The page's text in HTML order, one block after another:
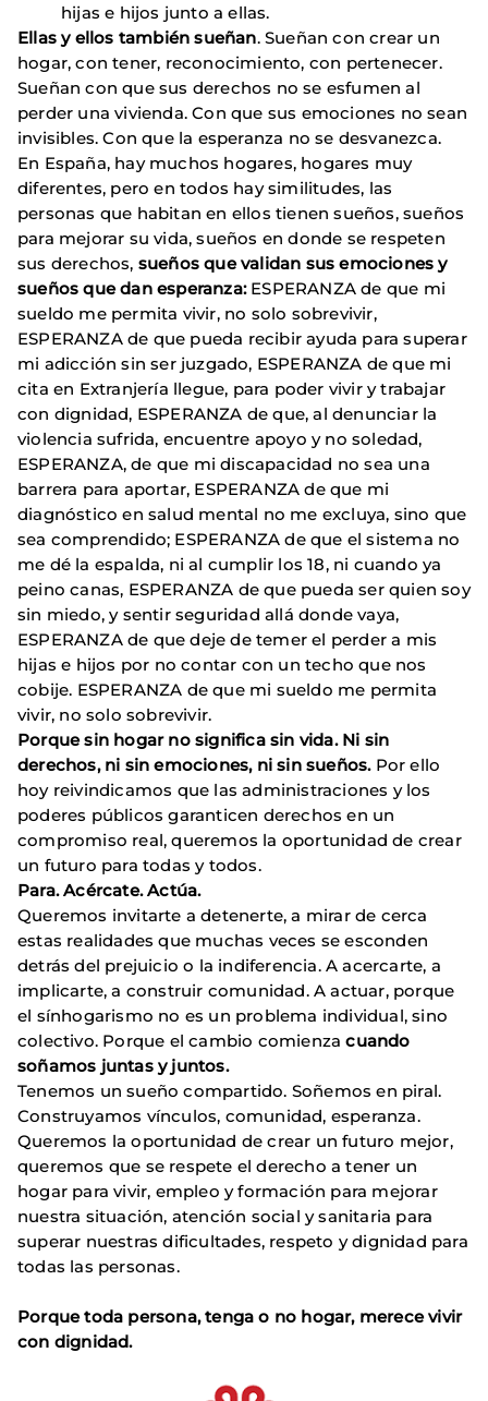
hijas e hijos junto a ellas.
Ellas y ellos también sueñan. Sueñan con crear un
hogar, con tener, reconocimiento, con pertenecer.
Sueñan con que sus derechos no se esfumen al
perder una vivienda. Con que sus emociones no sean
invisibles. Con que la esperanza no se desvanezca.
En España, hay muchos hogares, hogares muy
diferentes, pero en todos hay similitudes, las
personas que habitan en ellos tienen sueños, sueños
para mejorar su vida, sueños en donde se respeten
sus derechos, sueños que validan sus emociones y
sueños que dan esperanza:ESPERANZA de que mi
sueldo me permita vivir, no solo sobrevivir,
ESPERANZA de que pueda recibir ayuda para superar
mi adicción sin ser juzgado, ESPERANZA de que mi
cita en Extranjería llegue, para poder vivir y trabajar
con dignidad, ESPERANZA de que, al denunciar la
violencia sufrida, encuentre apoyo y no soledad,
ESPERANZA, de que mi discapacidad no sea una
barrera para aportar, ESPERANZA de que mi
diagnóstico en salud mental no me excluya, sino que
sea comprendido; ESPERANZA de que el sistema no
me dé la espalda, ni al cumplir los 18, ni cuando ya
peino canas, ESPERANZA de que pueda ser quien soy
sin miedo, y sentir seguridad allá donde vaya,
ESPERANZA de que deje de temer el perder a mis
hijas e hijos por no contar con un techo que nos
cobije. ESPERANZA de que mi sueldo me permita
vivir, no solo sobrevivir.
Porque sin hogar no significa sin vida. Ni sin
derechos, ni sin emociones, ni sin sueños.Por ello
hoy reivindicamos que las administraciones y los
poderes públicos garanticen derechos en un
compromiso real, queremos la oportunidad de crear
un futuro para todas y todos.
Para. Acércate. Actúa.
Queremos invitarte a detenerte, a mirar de cerca
estas realidades que muchas veces se esconden
detrás del prejuicio o la indiferencia. A acercarte, a
implicarte, a construir comunidad. A actuar, porque
el sínhogarismo no es un problema individual, sino
colectivo. Porque el cambio comienzacuando
soñamos juntas y juntos.
Tenemos un sueño compartido. Soñemos en piral.
Construyamos vínculos, comunidad, esperanza.
Queremos la oportunidad de crear un futuro mejor,
queremos que se respete el derecho a tener un
hogar para vivir, empleo y formación para mejorar
nuestra situación, atención social y sanitaria para
superar nuestras dificultades, respeto y dignidad para
todas las personas.
Porque toda persona, tenga o no hogar, merece vivir
con dignidad.